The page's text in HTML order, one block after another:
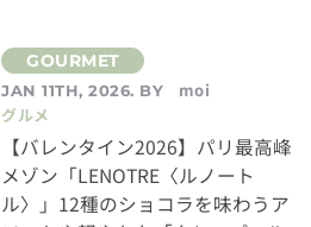
JAN 11TH, 2026. BY
moi
グルメ
【バレンタイン2026】パリ最高峰
メゾン「LENOTRE〈ルノート
ル〉」12種のショコラを味わうア